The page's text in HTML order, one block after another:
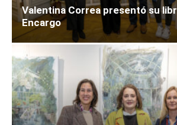
Valentina Correa presentó su
Encargo